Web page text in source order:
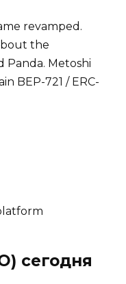
revamped.
the
Panda. Metoshi
BEP-721 / ERC-
сегодня